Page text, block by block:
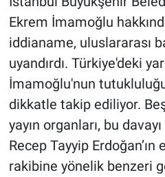
Ekrem İmamoğlu
iddianame, uluslararası
uyandırdı. Türkiye'deki
İmamoğlu'nun
dikkatle takip ediliyor.
yayın organları, bu
Recep Tayyip
rakibine yönelik benzeri